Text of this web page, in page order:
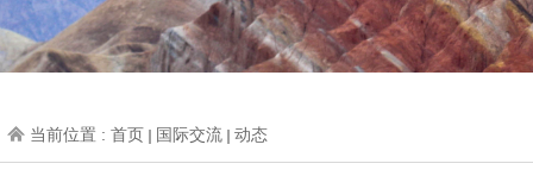
师资力量 党政联席会议纪要
人力资源会议纪要
办事指南
年度考核
下载专区
科研
地科
当前位置 : 首页 国际交流 动态